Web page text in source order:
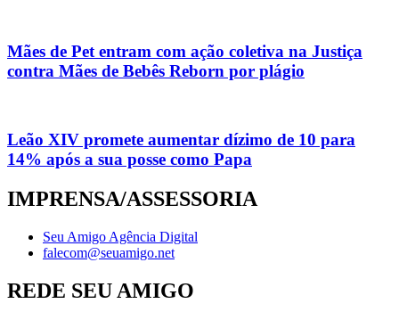
Mães de Pet entram com ação coletiva na Justiça
contra Mães de Bebês Reborn por plágio
Leão XIV promete aumentar dízimo de 10 para
14% após a sua posse como Papa
IMPRENSA/ASSESSORIA
Seu Amigo Agência Digital
falecom@seuamigo.net
REDE SEU AMIGO